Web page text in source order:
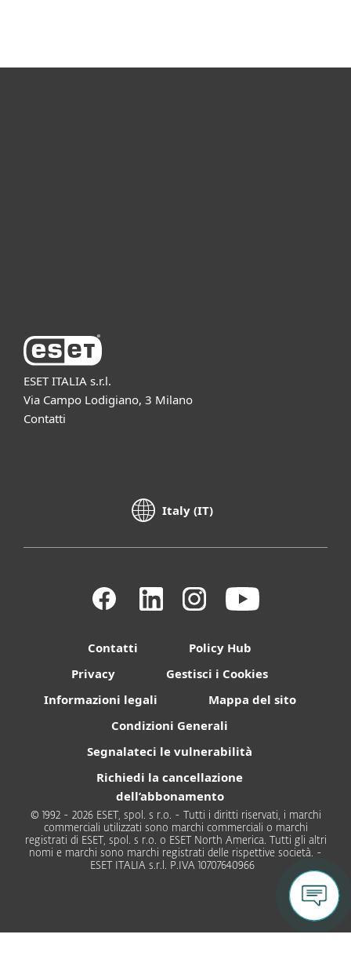
ESET ITALIA s.r.l.
Via Campo Lodigiano, 3 Milano
Contatti
Italy (IT)
Contatti
Policy Hub
Privacy
Gestisci i Cookies
Informazioni legali
Mappa del sito
Condizioni Generali
Segnalateci le vulnerabilità
Richiedi la cancellazione
dell’abbonamento
© 1992 - 2026 ESET, spol. s r.o. - Tutti i diritti riservati, i marchi
commerciali utilizzati sono marchi commerciali o marchi
registrati di ESET, spol. s r.o. o ESET North America. Tutti gli altri
nomi e marchi sono marchi registrati delle rispettive società. -
ESET ITALIA s.r.l. P.IVA 10707640966